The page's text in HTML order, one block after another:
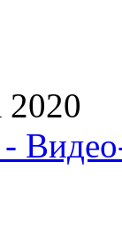
2020